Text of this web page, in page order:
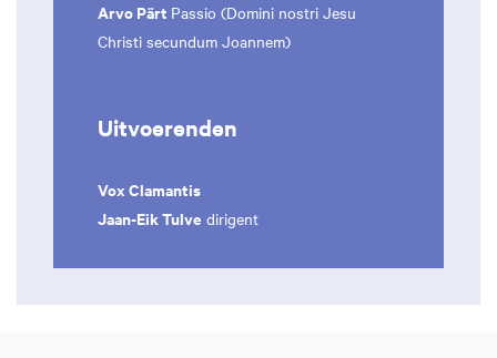
Arvo Pärt Passio (Domini nostri Jesu
Christi secundum Joannem)
Uitvoerenden
Vox Clamantis
Jaan-Eik Tulve dirigent